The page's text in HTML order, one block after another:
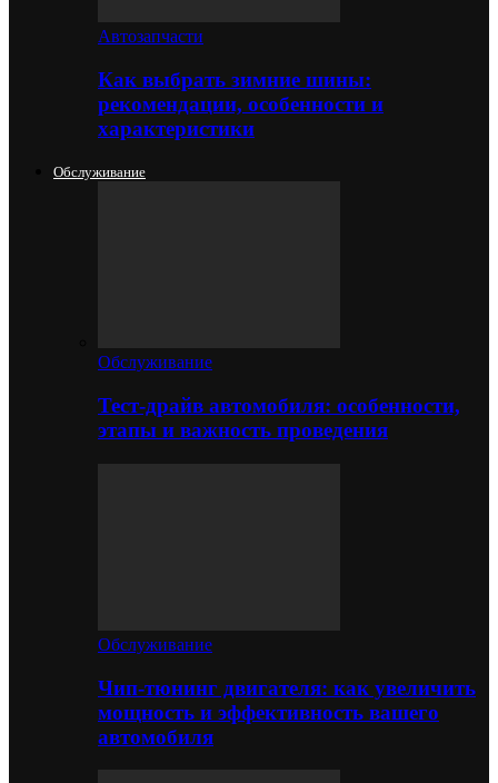
Автозапчасти
Как выбрать зимние шины:
рекомендации, особенности и
характеристики
Обслуживание
Обслуживание
Тест-драйв автомобиля: особенности,
этапы и важность проведения
Обслуживание
Чип-тюнинг двигателя: как увеличить
мощность и эффективность вашего
автомобиля